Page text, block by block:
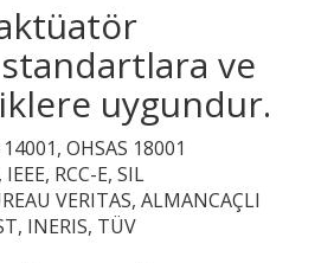
standartlara ve
uygundur.
OHSAS 18001
RCC-E, SIL
VERITAS, ALMANCAÇLI
INERIS, TÜV